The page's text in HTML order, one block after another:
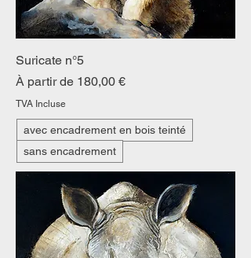
Suricate n°5
À partir de 180,00 €
Prix promotionnel
TVA Incluse
avec encadrement en bois teinté
sans encadrement